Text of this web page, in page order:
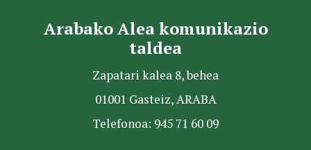
Arabako Alea komunikazio
taldea
Zapatari kalea 8, behea
01001 Gasteiz, ARABA
Telefonoa: 945 71 60 09